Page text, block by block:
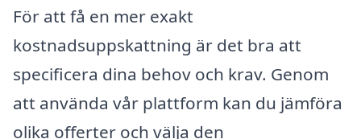
För att få en mer exakt
kostnadsuppskattning är det bra att
specificera dina behov och krav. Genom
att använda vår plattform kan du jämföra
olika offerter och välja den